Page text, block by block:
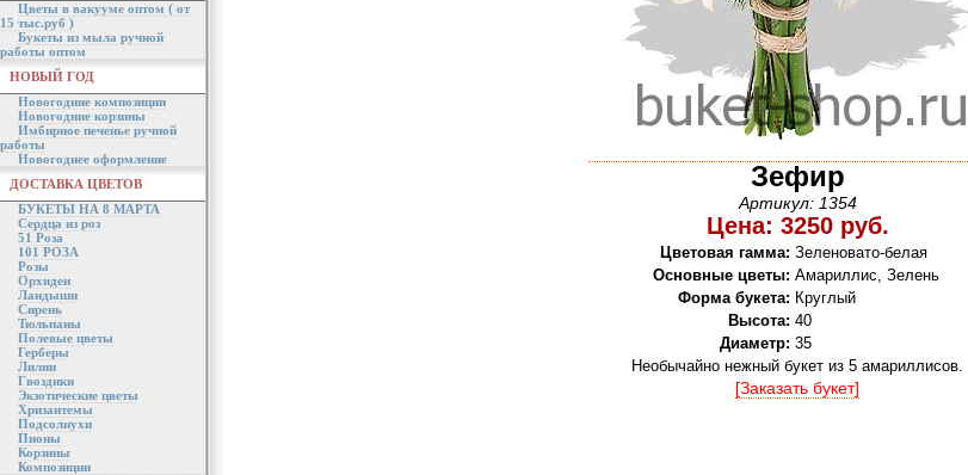
Цветы в вакууме оптом ( от
15 тыс.руб )
Букеты из мыла ручной
работы оптом
НОВЫЙ ГОД
Новогодние композиции
Новогодние корзины
Имбирное печенье ручной
работы
Новогоднее оформление
ДОСТАВКА ЦВЕТОВ
БУКЕТЫ НА 8 МАРТА
Сердца из роз
51 Роза
101 РОЗА
Розы
Орхидеи
Ландыши
Сирень
Тюльпаны
Полевые цветы
Герберы
Лилии
Гвоздики
Экзотические цветы
Хризантемы
Подсолнухи
Пионы
Корзины
Композиции
Зефир
Артикул: 1354
Цена: 3250 руб.
Цветовая гамма: Зеленовато-белая
Основные цветы: Амариллис, Зелень
Форма букета: Круглый
Высота: 40
Диаметр: 35
Необычайно нежный букет из 5 амариллисов.
[Заказать букет]